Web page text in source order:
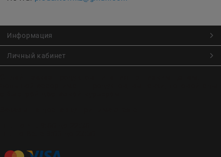
Информация
Личный кабинет